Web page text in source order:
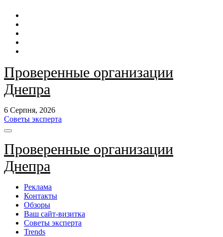
Перейти
контенту
Проверенные организации
Днепра
6 Серпня, 2026
Советы эксперта
Проверенные организации
Днепра
Реклама
Контакты
Обзоры
Ваш сайт-визитка
Советы эксперта
Trends